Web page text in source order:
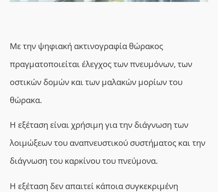
Με την ψηφιακή ακτινογραφία θώρακος
πραγματοποιείται έλεγχος των πνευμόνων, των
οστικών δομών και των μαλακών μορίων του
θώρακα.
Η εξέταση είναι χρήσιμη για την διάγνωση των
λοιμώξεων του αναπνευστικού συστήματος και την
διάγνωση του καρκίνου του πνεύμονα.
Η εξέταση δεν απαιτεί κάποια συγκεκριμένη